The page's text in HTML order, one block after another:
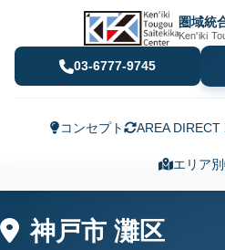
圏域統
Ken'iki
03-6777-9745
コンセプト AREA DIRECT
エリア
神戸市 灘区